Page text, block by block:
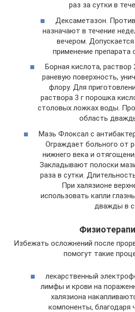
раз за сутки в
Дексаметазон.
назначают в течение
вечером.
применение препарата
Борная кислота, раствор
раневую поверхность,
флору. Для
раствора 3 г порошка
столовых ложках воды.
область
Мазь Флоксал с
Ограждает больного от
нижнего века и
Закладывают полоски
раза в сутки.
При халязионе
использовать капли
дважды в
Избежать осложнений после
помогут такие
лекарственный
лимфы и крови на
халязиона
компоненты, благодаря